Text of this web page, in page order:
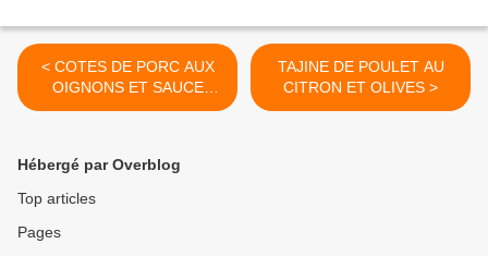
< COTES DE PORC AUX
OIGNONS ET SAUCE
MOUTARDE SANS CREME
TAJINE DE POULET AU
CITRON ET OLIVES >
Hébergé par Overblog
Top articles
Pages